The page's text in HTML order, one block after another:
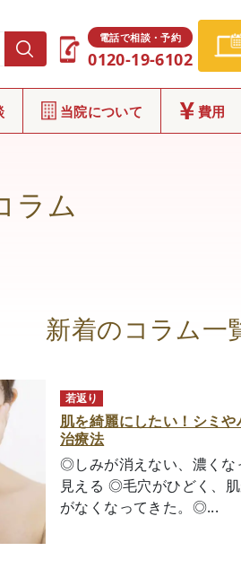
電話で相談・予約
0120-19-6102
当院について 費用
ラム
新着のコラム一
若返り
肌を綺麗にしたい！シミ
治療法
◎しみが消えない、濃く
見える ◎毛穴がひどく、
がなくなってきた。◎...